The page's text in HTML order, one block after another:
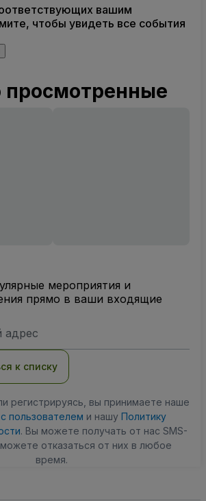
вашим
чтобы увидеть все события
просмотренные
мероприятия и
прямо в ваши входящие
к списку
регистрируясь, вы принимаете наше
пользователем и нашу Политику
. Вы можете получать от нас SMS-
отказаться от них в любое
время.